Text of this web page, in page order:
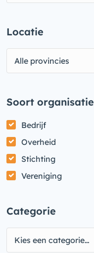
Locatie
Alle provincies
Soort organisatie
Bedrijf
Overheid
Stichting
Vereniging
Categorie
Kies een categorie…